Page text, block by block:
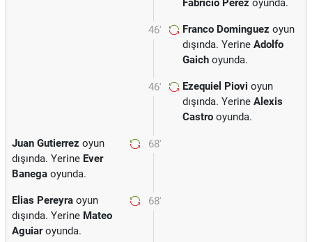
Fabricio Perez oyunda.
46' Franco Dominguez oyun
dışında. Yerine Adolfo
Gaich oyunda.
46' Ezequiel Piovi oyun
dışında. Yerine Alexis
Castro oyunda.
68'
Juan Gutierrez oyun
dışında. Yerine Ever
Banega oyunda.
68'
Elias Pereyra oyun
dışında. Yerine Mateo
Aguiaroyunda.